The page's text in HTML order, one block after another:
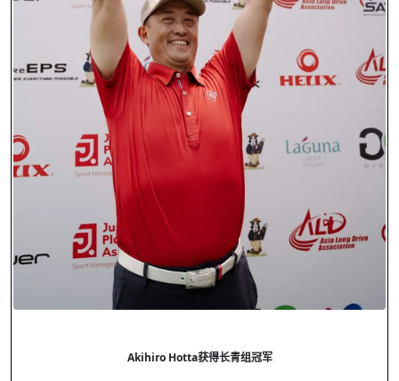
Akihiro Hotta获得长青组冠军